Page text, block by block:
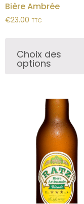
Bière Ambrée
€23.00 TTC
Choix des
options